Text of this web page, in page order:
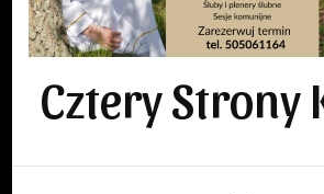
Cztery Strony